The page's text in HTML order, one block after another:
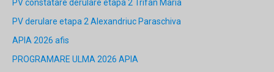
PV constatare derulare etapa 2 Trifan Maria
PV derulare etapa 2 Alexandriuc Paraschiva
APIA 2026 afis
PROGRAMARE ULMA 2026 APIA